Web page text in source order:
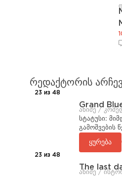
რედაქტორის
23 из 48
Grand
ანიმე /
სტატუსი:
გამოშვების
ყურება
23 из 48
The last
ანიმე /